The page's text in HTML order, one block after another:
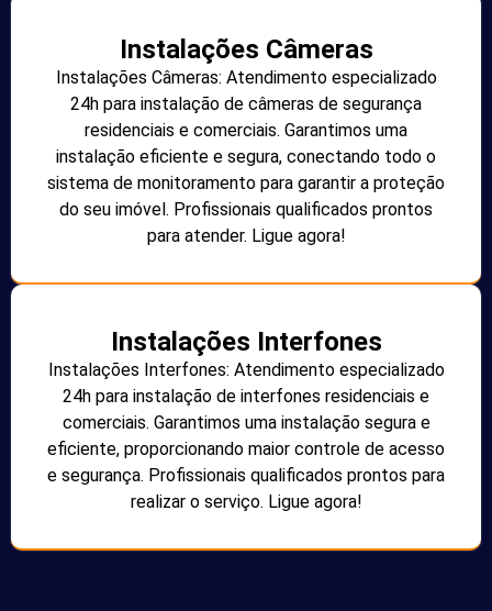
Instalações Câmeras
Instalações Câmeras: Atendimento especializado
24h para instalação de câmeras de segurança
residenciais e comerciais. Garantimos uma
instalação eficiente e segura, conectando todo o
sistema de monitoramento para garantir a proteção
do seu imóvel. Profissionais qualificados prontos
para atender. Ligue agora!
Instalações Interfones
Instalações Interfones: Atendimento especializado
24h para instalação de interfones residenciais e
comerciais. Garantimos uma instalação segura e
eficiente, proporcionando maior controle de acesso
e segurança. Profissionais qualificados prontos para
realizar o serviço. Ligue agora!